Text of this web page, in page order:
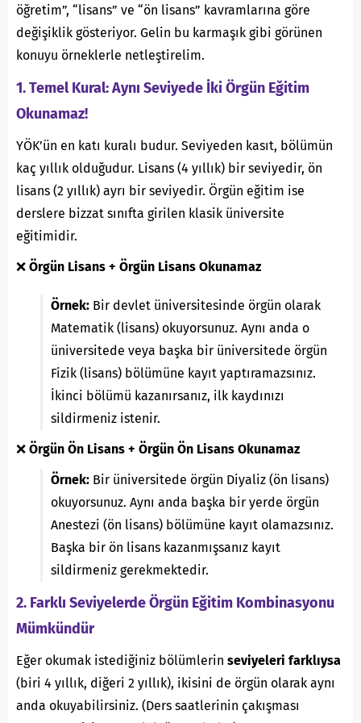
öğretim”, “lisans” ve “ön lisans” kavramlarına göre
değişiklik gösteriyor. Gelin bu karmaşık gibi görünen
konuyu örneklerle netleştirelim.
1. Temel Kural: Aynı Seviyede İki Örgün Eğitim
Okunamaz!
YÖK’ün en katı kuralı budur. Seviyeden kasıt, bölümün
kaç yıllık olduğudur. Lisans (4 yıllık) bir seviyedir, ön
lisans (2 yıllık) ayrı bir seviyedir. Örgün eğitim ise
derslere bizzat sınıfta girilen klasik üniversite
eğitimidir.
❌ Örgün Lisans + Örgün Lisans Okunamaz
Örnek: Bir devlet üniversitesinde örgün olarak
Matematik (lisans) okuyorsunuz. Aynı anda o
üniversitede veya başka bir üniversitede örgün
Fizik (lisans) bölümüne kayıt yaptıramazsınız.
İkinci bölümü kazanırsanız, ilk kaydınızı
sildirmeniz istenir.
❌ Örgün Ön Lisans + Örgün Ön Lisans Okunamaz
Örnek: Bir üniversitede örgün Diyaliz (ön lisans)
okuyorsunuz. Aynı anda başka bir yerde örgün
Anestezi (ön lisans) bölümüne kayıt olamazsınız.
Başka bir ön lisans kazanmışsanız kayıt
sildirmeniz gerekmektedir.
2. Farklı Seviyelerde Örgün Eğitim Kombinasyonu
Mümkündür
Eğer okumak istediğiniz bölümlerin seviyeleri farklıysa
(biri 4 yıllık, diğeri 2 yıllık), ikisini de örgün olarak aynı
anda okuyabilirsiniz. (Ders saatlerinin çakışması